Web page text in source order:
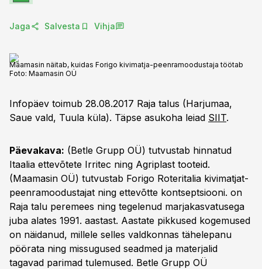
Jaga Salvesta Vihja
Maamasin näitab, kuidas Forigo kivimatja-peenramoodustaja töötab
Foto: Maamasin OÜ
Infopäev toimub 28.08.2017 Raja talus (Harjumaa,
Saue vald, Tuula küla). Täpse asukoha leiad SIIT.
Päevakava: (Betle Grupp OÜ) tutvustab hinnatud
Itaalia ettevõtete Irritec ning Agriplast tooteid.
(Maamasin OÜ) tutvustab Forigo Roteritalia kivimatjat-
peenramoodustajat ning ettevõtte kontseptsiooni. on
Raja talu peremees ning tegelenud marjakasvatusega
juba alates 1991. aastast. Aastate pikkused kogemused
on näidanud, millele selles valdkonnas tähelepanu
pöörata ning missugused seadmed ja materjalid
tagavad parimad tulemused. Betle Grupp OÜ